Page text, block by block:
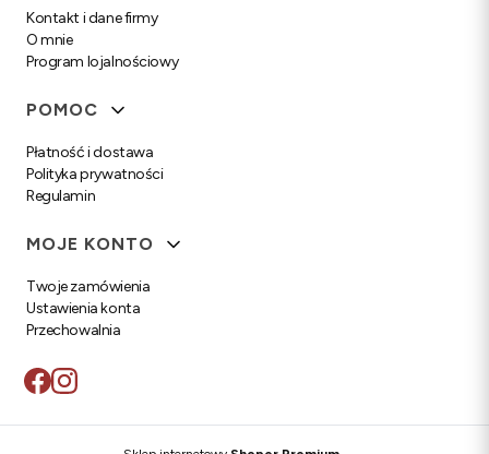
Kontakt i dane firmy
O mnie
Program lojalnościowy
POMOC
Płatność i dostawa
Polityka prywatności
Regulamin
MOJE KONTO
Twoje zamówienia
Ustawienia konta
Przechowalnia